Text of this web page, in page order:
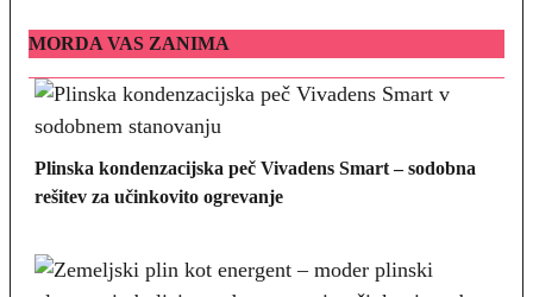
MORDA VAS ZANIMA
Plinska kondenzacijska peč Vivadens Smart – sodobna
rešitev za učinkovito ogrevanje